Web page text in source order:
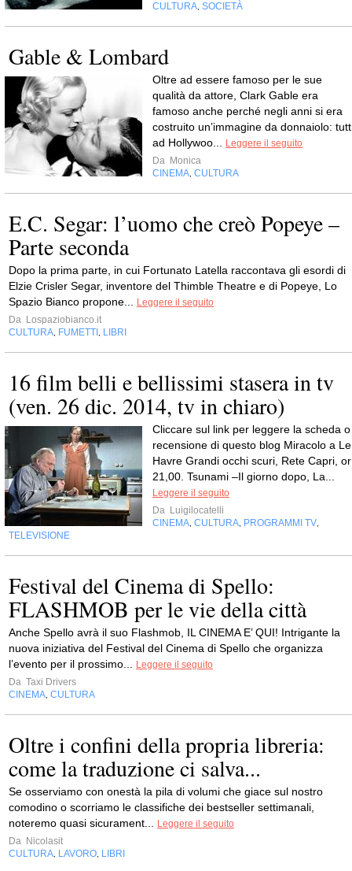
CULTURA SOCIETÀ
Gable & Lombard
Oltre ad essere famoso per le sue
qualità da attore, Clark Gable era
famoso anche perché negli anni si era
costruito un’immagine da donnaiolo:
ad Hollywoo...
Leggere il seguito
Da Monica
CINEMA CULTURA
E.C. Segar: l’uomo che creò Popeye –
Parte seconda
Dopo la prima parte, in cui Fortunato Latella raccontava gli esordi di
Elzie Crisler Segar, inventore del Thimble Theatre e di Popeye, Lo
Spazio Bianco propone...
Leggere il seguito
Da Lospaziobianco.it
CULTURA FUMETTI LIBRI
16 film belli e bellissimi stasera in tv
(ven. 26 dic. 2014, tv in chiaro)
Cliccare sul link per leggere la scheda o
recensione di questo blog Miracolo a Le
Havre Grandi occhi scuri, Rete Capri, or
21,00. Tsunami –Il giorno dopo, La...
Leggere il seguito
Da Luigilocatelli
CINEMA CULTURA PROGRAMMI TV
TELEVISIONE
Festival del Cinema di Spello:
FLASHMOB per le vie della città
Anche Spello avrà il suo Flashmob, IL CINEMA E’ QUI! Intrigante la
nuova iniziativa del Festival del Cinema di Spello che organizza
l’evento per il prossimo...
Leggere il seguito
Da Taxi Drivers
CINEMA CULTURA
Oltre i confini della propria libreria:
come la traduzione ci salva...
Se osserviamo con onestà la pila di volumi che giace sul nostro
comodino o scorriamo le classifiche dei bestseller settimanali,
noteremo quasi sicurament...
Leggere il seguito
Da Nicolasit
CULTURA LAVORO LIBRI